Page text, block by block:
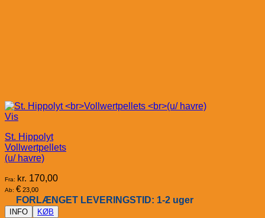
Vis
St. Hippolyt
Vollwertpellets
(u/ havre)
Fra: kr. 170,00
Ab: € 23,00
FORLÆNGET LEVERINGSTID: 1-2 uger
INFO KØB